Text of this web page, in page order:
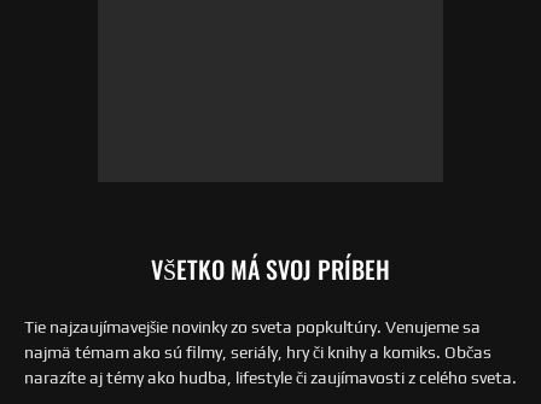
VŠETKO MÁ SVOJ PRÍBEH
Tie najzaujímavejšie novinky zo sveta popkultúry. Venujeme sa
najmä témam ako sú filmy, seriály, hry či knihy a komiks. Občas
narazíte aj témy ako hudba, lifestyle či zaujímavosti z celého sveta.